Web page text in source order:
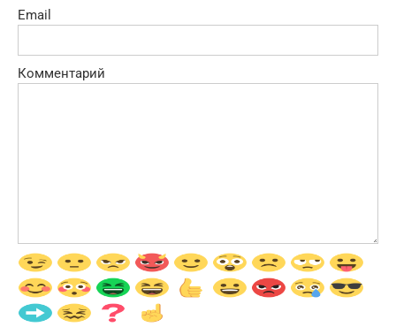
Email
Комментарий